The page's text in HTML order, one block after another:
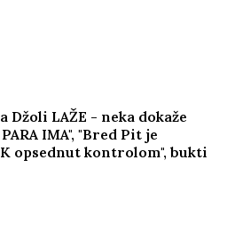
285 grama: Lekari mu davali
NULI! Danas ima dve
u vrtić, a da je došao na